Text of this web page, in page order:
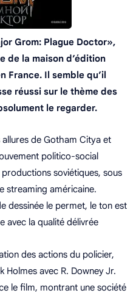
Grom: Plague Doctor»,
de la maison d’édition
France. Il semble qu’il
réussi sur le thème des
le regarder.
de Gotham Citya et
politico-social
soviétiques, sous
streaming américaine.
dessinée le permet, le ton est
avec la qualité délivrée
des actions du policier,
Holmes avec R. Downey Jr.
le film, montrant une société